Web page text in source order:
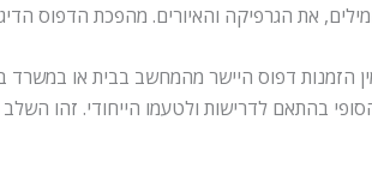
את הגרפיקה והאיורים. מהפכת הדפוס
הזמנות דפוס היישר מהמחשב בבית או במשרד
בהתאם לדרישות ולטעמו הייחודי. זהו